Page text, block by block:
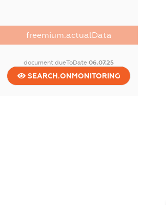
freemium.actualData
document.dueToDate06.07.25
SEARCH.ONMONITORING